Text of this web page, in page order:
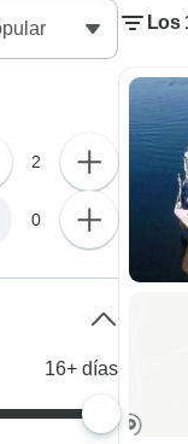
Los
2
0
16+ días